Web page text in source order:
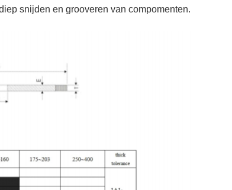
snijden en grooveren van compomenten.